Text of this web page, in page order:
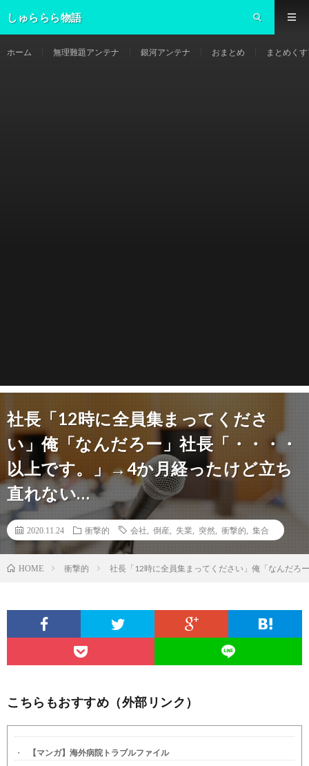
しゅららら物語
ホーム 無理難題アンテナ 銀河アンテナ おまとめ まとめく
社長「12時に全員集まってくださ
い」俺「なんだろー」社長「・・・・
以上です。」→4か月経ったけど立ち
直れない…
2020.11.24 衝撃的 会社 倒産 失業 突然 衝撃的 集合
HOME 衝撃的 社長「12時に全員集まってください」俺「なんだ
こちらもおすすめ（外部リンク）
【マンガ】海外病院トラブルファイル